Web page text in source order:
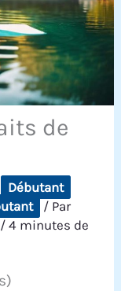
de
Débutant
/ Par
/4 minutes de